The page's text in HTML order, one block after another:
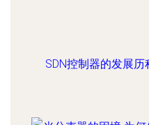
SDN控制器的发展